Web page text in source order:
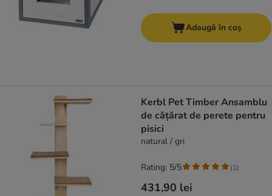
Adaugă în coș
Kerbl Pet Timber Ansamblu
de cățărat de perete pentru
pisici
natural / gri
431,90 lei
Rating: 5/5 (1)